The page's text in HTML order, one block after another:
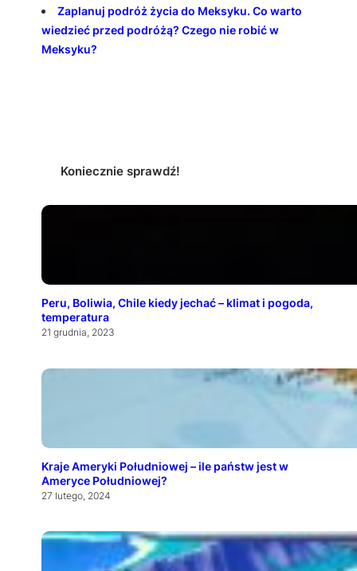
Zaplanuj podróż życia do Meksyku. Co warto
wiedzieć przed podróżą? Czego nie robić w
Meksyku?
Koniecznie sprawdź!
Peru, Boliwia, Chile kiedy jechać – klimat i pogoda,
temperatura
21 grudnia, 2023
Kraje Ameryki Południowej – ile państw jest w
Ameryce Południowej?
27 lutego, 2024